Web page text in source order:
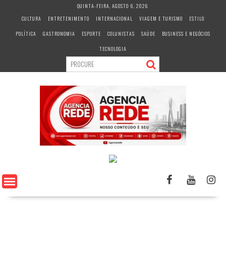
c
QUINTA-FEIRA, AGOSTO 6, 2026
CULTURA
ENTRETENIMENTO INTERNACIONAL VIAGEM E TURISMO
ESTILO
POLÍTICA
GASTRONOMIA ESPORTE COLUNISTAS SAÚDE
BUSINESS E NEGÓCIOS
TECNOLOGIA